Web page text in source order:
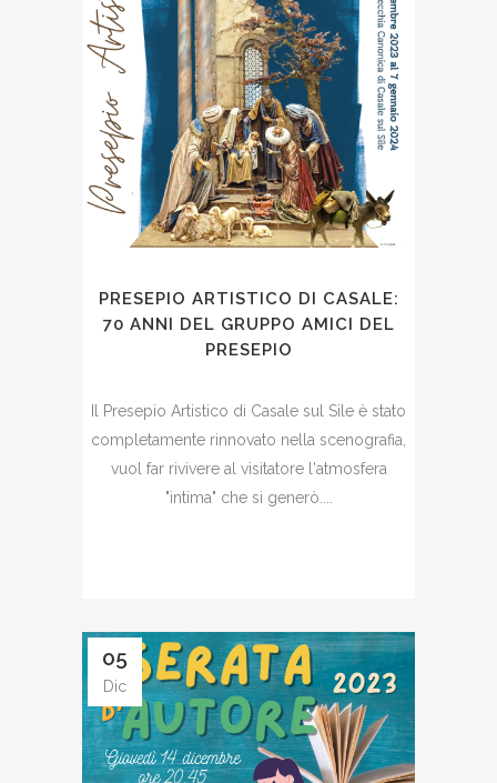
PRESEPIO ARTISTICO DI CASALE:
70 ANNI DEL GRUPPO AMICI DEL
PRESEPIO
Il Presepio Artistico di Casale sul Sile è stato
completamente rinnovato nella scenografia,
vuol far rivivere al visitatore l'atmosfera
"intima" che si generò....
05
Dic